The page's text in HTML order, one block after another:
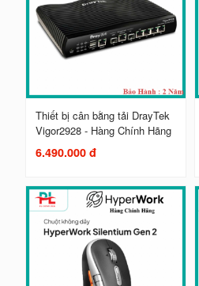
Thiết bị cân bằng tải DrayTek
Vigor2928 - Hàng Chính Hãng
6.490.000 đ